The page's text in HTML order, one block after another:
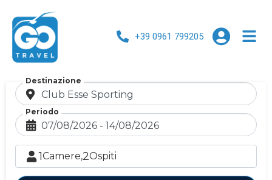
+39 0961 799205
Destinazione
Periodo
1Camere,2Ospiti